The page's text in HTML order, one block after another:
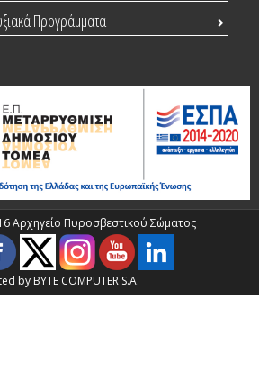
Προγράμματα
Αρχηγείο Πυροσβεστικού Σώματος
by BYTE COMPUTER S.A.